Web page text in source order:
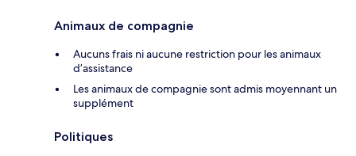
Animaux de compagnie
Aucuns frais ni aucune restriction pour les animaux
d’assistance
Les animaux de compagnie sont admis moyennant un
supplément
Politiques